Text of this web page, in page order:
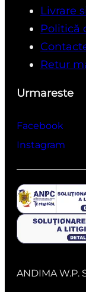
Livrare
Politică
Retur
Urmareste
Facebook
Instagram
ANDIMA W.P.